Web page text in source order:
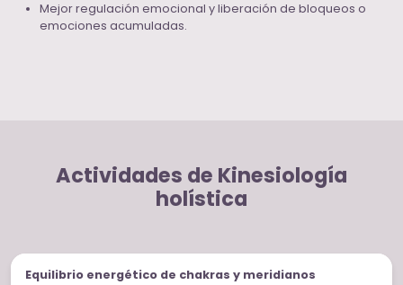
Mejor regulación emocional y liberación de bloqueos o
emociones acumuladas.
Actividades de Kinesiología
holística
Sesiones individuales
Equilibrio energético de chakras y meridianos